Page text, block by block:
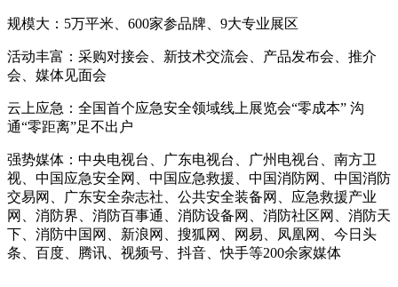
规模大： 5万平米、600家参品牌、9大专业展区
活动丰富：采购对接会、新技术交流会、产品发布会、推介
会、媒体见面会
云上应急：全国首个应急安全领域线上展览会“零成本” 沟
通“零距离”足不出户
强势媒体：中央电视台、广东电视台、广州电视台、南方卫
视、中国应急安全网、中国应急救援、中国消防网、中国消防
交易网、广东安全杂志社、公共安全装备网、应急救援产业
网、消防界、消防百事通、消防设备网、消防社区网、消防天
下、消防中国网、新浪网、搜狐网、网易、凤凰网、今日头
条、百度、腾讯、视频号、抖音、快手等200余家媒体